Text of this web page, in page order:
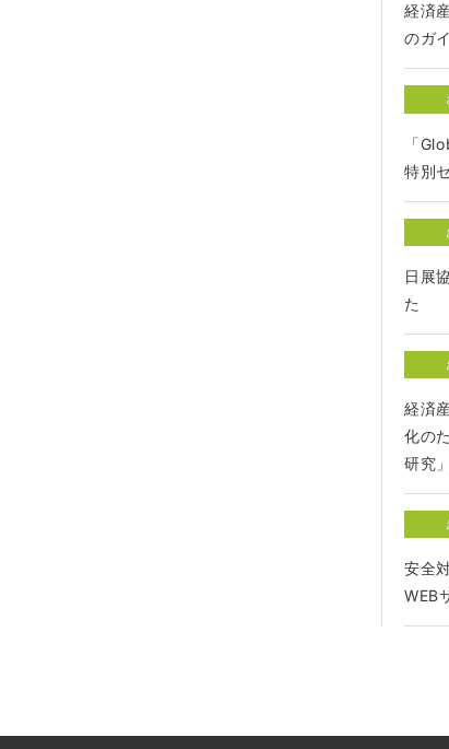
経済
のガ
「
特別
日展
た
経済
化の
研究
安全
WEB